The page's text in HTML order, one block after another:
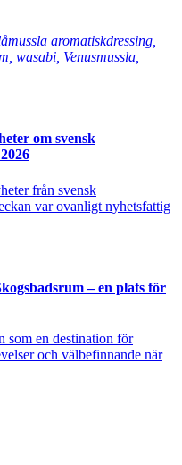
aromatiskdressing,
wasabi, Venusmussla,
om svensk
från svensk
var ovanligt nyhetsfattig
– en plats för
som en destination för
och välbefinnande när